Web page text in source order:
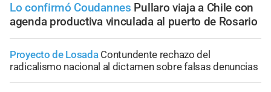
Lo confirmó Coudannes Pullaro viaja a Chile con
agenda productiva vinculada al puerto de Rosario
Proyecto de Losada Contundente rechazo del
radicalismo nacional al dictamen sobre falsas denuncias